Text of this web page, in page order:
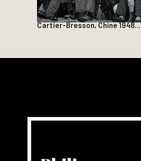
Cartier-Bresson, Chine 1948…